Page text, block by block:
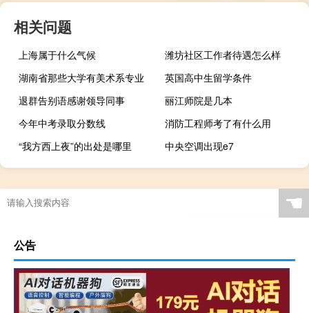
相关问题
上海属于什么气候
潍坊社区工作者待遇怎么样
湖南省那些大学有美术系专业
英国高中生留学条件
退群告别语感谢领导同事
丽江师院是几本
今年中考录取分数线
消防工程师考了有什么用
“我方西上夜”的出处是哪里
中央空调出现e7
☚
公告